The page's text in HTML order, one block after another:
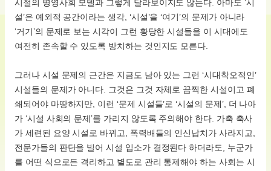
시절의 병영사회 모델과 그렇게 달라보이지도 않는다. 아마도 ‘시
설’은 예외적 공간이라는 생각, ‘시설’을 ‘여기’의 문제가 아니라
‘거기’의 문제로 보는 시각이 그런 황당한 시설들을 이 시대에도
여전히 존속할 수 있도록 방치하는 것인지도 모른다.
그러나 시설 문제의 근간은 지금도 남아 있는 그런 ‘시대착오적인’
시설들의 문제가 아니다. 그것은 그것 자체로 끔찍한 시설이고 폐
쇄되어야 마땅하지만, 이런 ‘문제 시설들’로 ‘시설의 문제’, 더 나아
가 ‘시설 사회의 문제’를 가리지 않도록 주의해야 한다. 가축 축사
가 세련된 요양 시설로 바뀌고, 폭력배들의 인신납치가 사라지고,
전문가들의 판단을 빌어 시설 입소가 결정된다 하더라도, 누군가
를 어떤 식으로든 격리하고 별도로 관리 통제해야 하는 사회는 시